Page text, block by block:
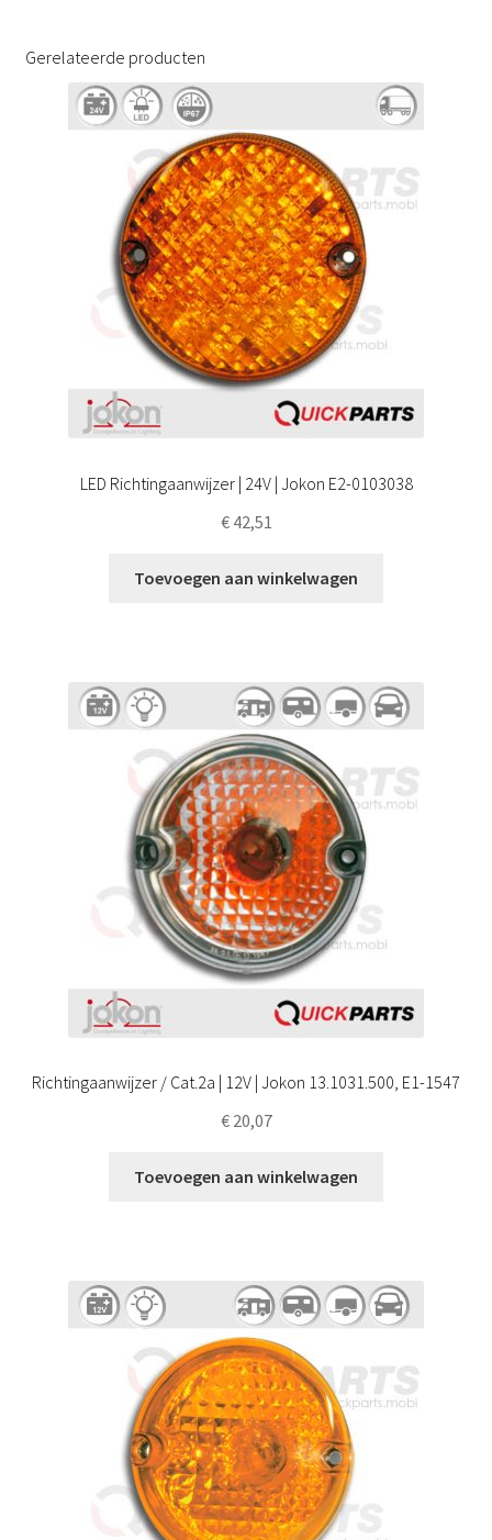
Gerelateerde producten
LED Richtingaanwijzer | 24V | Jokon E2-0103038
€42,51
Toevoegen aan winkelwagen
Richtingaanwijzer / Cat.2a | 12V | Jokon 13.1031.500, E1-1547
€20,07
Toevoegen aan winkelwagen